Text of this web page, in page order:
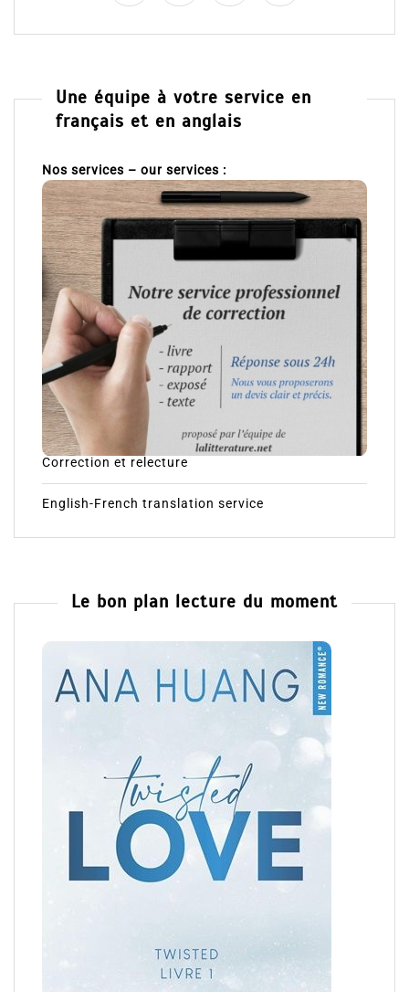
Une équipe à votre service en
français et en anglais
Nos services – our services :
Correction et relecture
English-French translation service
Le bon plan lecture du moment